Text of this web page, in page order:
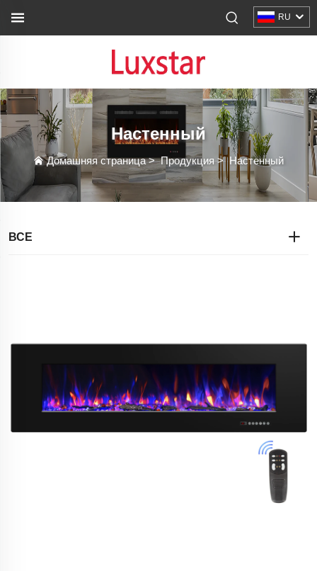
RU
Настенный
Домашняя страница>Продукция>Настенный
ВСЕ